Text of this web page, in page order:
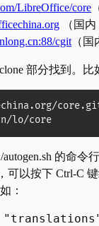
LibreOffice/core
（国内
cgit （国
部分找到。比
lo/core
的命
以按下 Ctrl-C
：